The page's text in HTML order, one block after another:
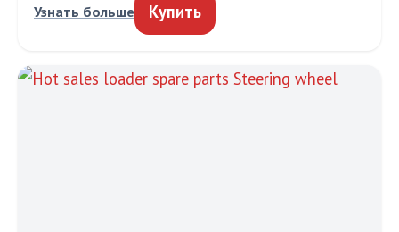
Узнать больше Купить